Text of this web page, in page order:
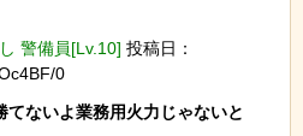
警備員[Lv.10] 投稿日：
0
ないよ業務用火力じゃないと